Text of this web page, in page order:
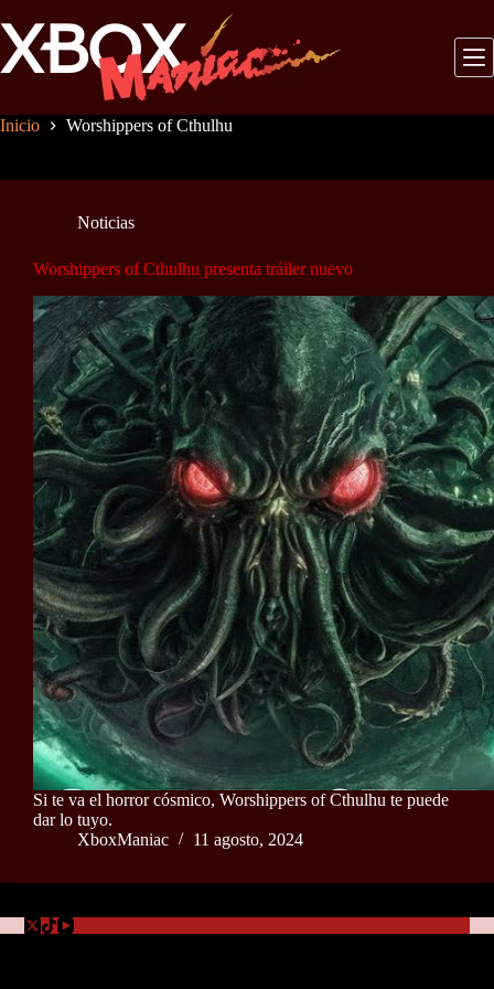
al
contenido
Inicio Worshippers of Cthulhu
Noticias
Worshippers of Cthulhu presenta tráiler nuevo
Si te va el horror cósmico, Worshippers of Cthulhu te puede
dar lo tuyo.
XboxManiac
11 agosto, 2024